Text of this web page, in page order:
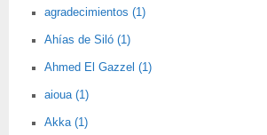
agradecimientos (1)
Ahías de Siló (1)
Ahmed El Gazzel (1)
aioua (1)
Akka (1)